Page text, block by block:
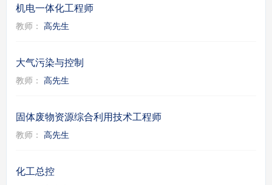
机电一体化工程师
教师： 高先生
大气污染与控制
教师： 高先生
固体废物资源综合利用技术工程师
教师： 高先生
化工总控